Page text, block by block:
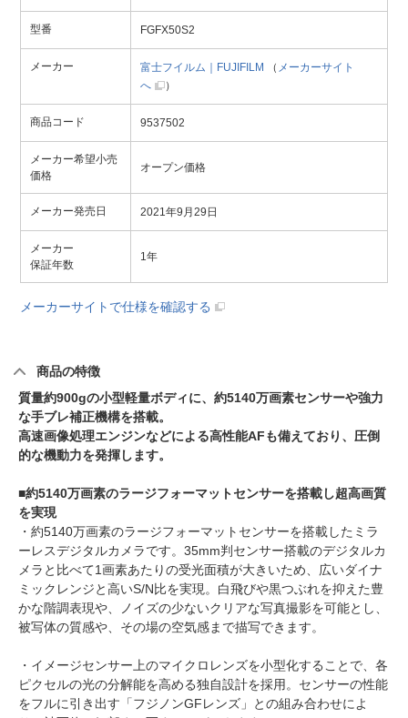
型番 FGFX50S2
メーカー 富士フイルム｜FUJIFILM （ メーカーサイト
へ
）
商品コード 9537502
メーカー希望小売
価格
オープン価格
メーカー発売日 2021年9月29日
メーカー
保証年数
1年
メーカーサイトで仕様を確認する
商品の特徴
質量約900gの小型軽量ボディに、約5140万画素センサーや強力
な手ブレ補正機構を搭載。
高速画像処理エンジンなどによる高性能AFも備えており、圧倒
的な機動力を発揮します。
■約5140万画素のラージフォーマットセンサーを搭載し超高画質
を実現
・約5140万画素のラージフォーマットセンサーを搭載したミラ
ーレスデジタルカメラです。35mm判センサー搭載のデジタルカ
メラと比べて1画素あたりの受光面積が大きいため、広いダイナ
ミックレンジと高いS/N比を実現。白飛びや黒つぶれを抑えた豊
かな階調表現や、ノイズの少ないクリアな写真撮影を可能とし、
被写体の質感や、その場の空気感まで描写できます。
・イメージセンサー上のマイクロレンズを小型化することで、各
ピクセルの光の分解能を高める独自設計を採用。センサーの性能
をフルに引き出す「フジノンGFレンズ」との組み合わせによ